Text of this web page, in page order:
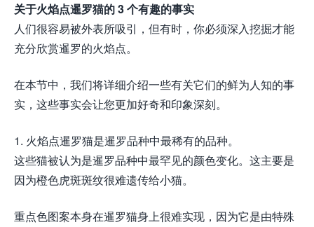
关于火焰点暹罗猫的 3 个有趣的事实
人们很容易被外表所吸引，但有时，你必须深入挖掘才能
充分欣赏暹罗的火焰点。
在本节中，我们将详细介绍一些有关它们的鲜为人知的事
实，这些事实会让您更加好奇和印象深刻。
1. 火焰点暹罗猫是暹罗品种中最稀有的品种。
这些猫被认为是暹罗品种中最罕见的颜色变化。这主要是
因为橙色虎斑斑纹很难遗传给小猫。
重点色图案本身在暹罗猫身上很难实现，因为它是由特殊